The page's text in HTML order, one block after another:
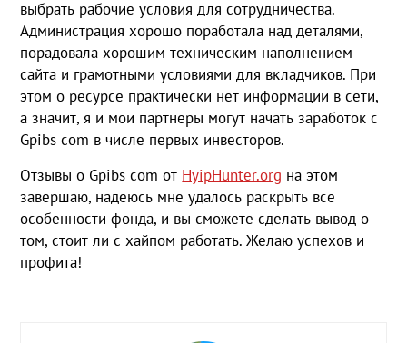
выбрать рабочие условия для сотрудничества.
Администрация хорошо поработала над деталями,
порадовала хорошим техническим наполнением
сайта и грамотными условиями для вкладчиков. При
этом о ресурсе практически нет информации в сети,
а значит, я и мои партнеры могут начать заработок с
Gpibs com в числе первых инвесторов.
Отзывы о Gpibs com от HyipHunter.org на этом
завершаю, надеюсь мне удалось раскрыть все
особенности фонда, и вы сможете сделать вывод о
том, стоит ли с хайпом работать. Желаю успехов и
профита!